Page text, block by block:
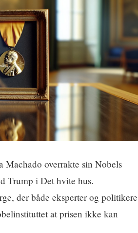
Machado overrakte sin Nobels
Trump i Det hvite hus.
der både eksperter og politikere
at prisen ikke kan